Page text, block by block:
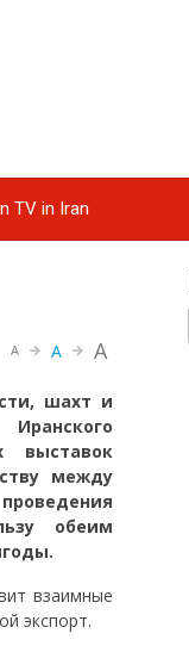
TV in Iran
A A A
шахт и
выставок
между
обеим
взаимные
экспорт.